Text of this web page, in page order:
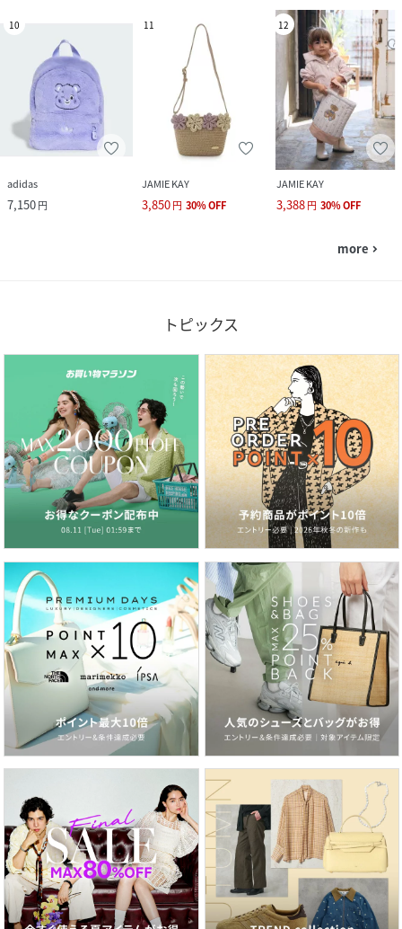
10
adidas
7,150円
11
JAMIE KAY
3,850円 30%OFF
12
JAMIE KAY
3,388円 30%OFF
more navigate_next
トピックス